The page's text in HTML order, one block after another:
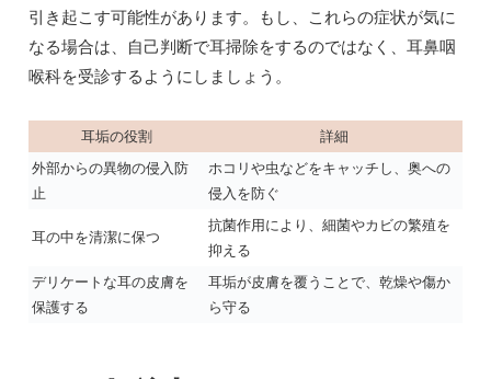
引き起こす可能性があります。もし、これらの症状が気に
なる場合は、自己判断で耳掃除をするのではなく、耳鼻咽
喉科を受診するようにしましょう。
耳垢の役割
詳細
外部からの異物の侵入防
止
ホコリや虫などをキャッチし、奥への
侵入を防ぐ
耳の中を清潔に保つ
抗菌作用により、細菌やカビの繁殖を
抑える
デリケートな耳の皮膚を
保護する
耳垢が皮膚を覆うことで、乾燥や傷か
ら守る